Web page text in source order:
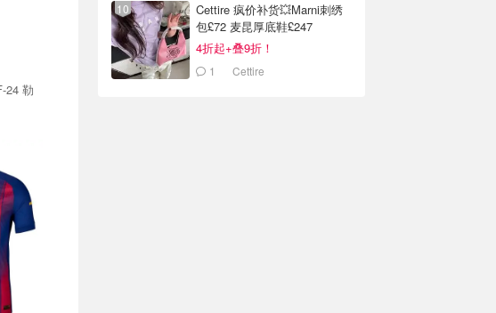
Cettire 疯价补货💥Marni刺绣
包£72 麦昆厚底鞋£247
4折起+叠9折！
1 Cettire